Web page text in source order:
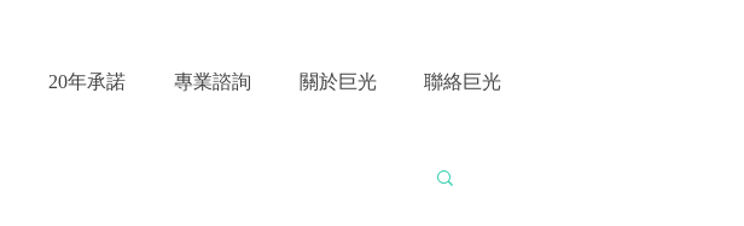
20年承諾 專業諮詢 關於巨光 聯絡巨光